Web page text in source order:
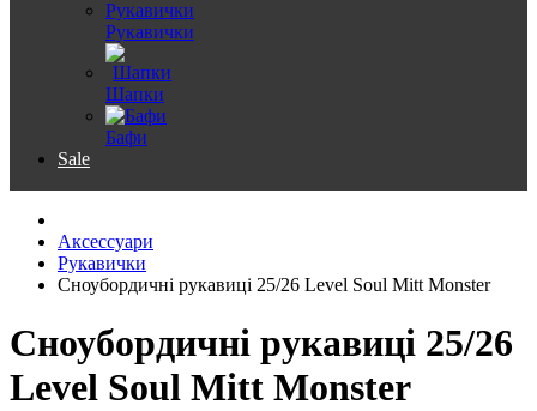
Рукавички
Шапки
Бафи
Sale
Аксессуари
Рукавички
Сноубордичні рукавиці 25/26 Level Soul Mitt Monster
Сноубордичні рукавиці 25/26
Level Soul Mitt Monster